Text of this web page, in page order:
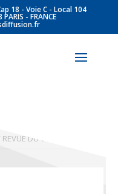
18 - Voie C - Local 104
- FRANCE
DU VERTBOIS